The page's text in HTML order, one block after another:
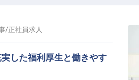
福利厚生を用意しています。
/正社員求人
した福利厚生と働きやす